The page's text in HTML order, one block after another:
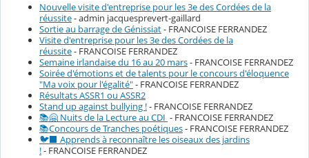
Nouvelle visite d'entreprise pour les 3e des Cordées de la
réussite- admin jacquesprevert-gaillard
Sortie au barrage de Génissiat- FRANCOISE FERRANDEZ
Visite d'entreprise pour les 3e des Cordées de la
réussite- FRANCOISE FERRANDEZ
Semaine irlandaise du 16 au 20 mars- FRANCOISE FERRANDEZ
Soirée d'émotions et de talents pour le concours d'éloquence
"Ma voix pour l'égalité"- FRANCOISE FERRANDEZ
Résultats ASSR1 ou ASSR2
Stand up against bullying !- FRANCOISE FERRANDEZ
📚🤗 Nuits de la Lecture au CDI - FRANCOISE FERRANDEZ
📚Concours de Tranches poétiques- FRANCOISE FERRANDEZ
🐦‍⬛ Apprends à reconnaître les oiseaux des jardins
!- FRANCOISE FERRANDEZ